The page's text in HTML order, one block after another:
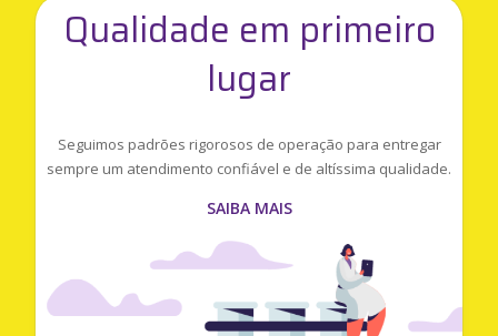
Qualidade em primeiro
lugar
Seguimos padrões rigorosos de operação para entregar
sempre um atendimento confiável e de altíssima qualidade.
SAIBA MAIS